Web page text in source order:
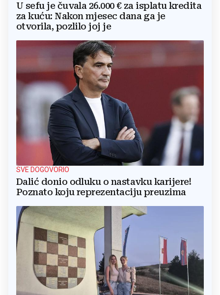
U sefu je čuvala 26.000 € za isplatu kredita
za kuću: Nakon mjesec dana ga je
otvorila, pozlilo joj je
SVE DOGOVORIO
Dalić donio odluku o nastavku karijere!
Poznato koju reprezentaciju preuzima